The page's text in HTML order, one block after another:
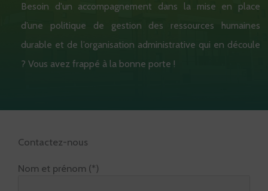
Besoin d'un accompagnement dans la mise en place
d’une politique de gestion des ressources humaines
durable et de l’organisation administrative qui en découle
? Vous avez frappé à la bonne porte !
Contactez-nous
Nom et prénom (*)